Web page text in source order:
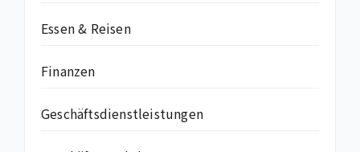
Essen & Reisen
Finanzen
Geschäftsdienstleistungen